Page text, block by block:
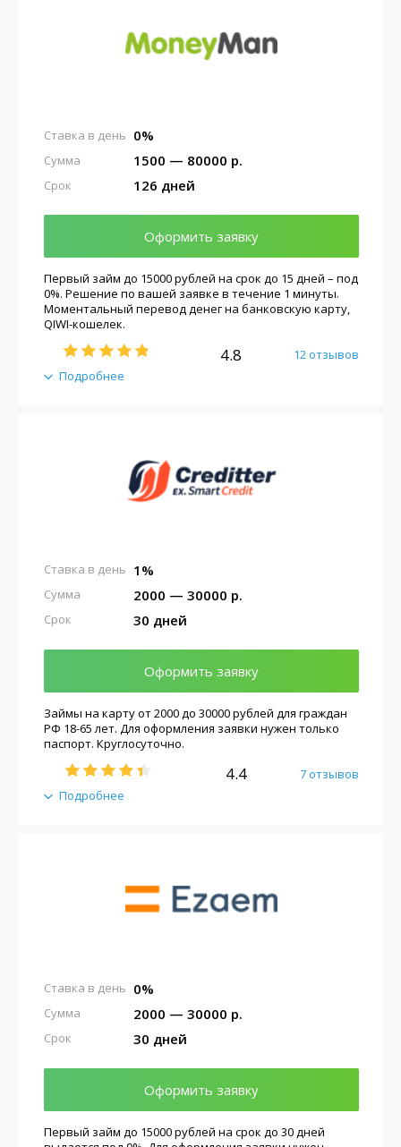
0%
Ставка в день
1500 — 80000 р.
Сумма
126 дней
Срок
Оформить заявку
Подробнее
Первый займ до 15000 рублей на срок до 15 дней – под
0%. Решение по вашей заявке в течение 1 минуты.
Моментальный перевод денег на банковскую карту,
QIWI-кошелек.
4.8 12 отзывов
1%
Ставка в день
2000 — 30000 р.
Сумма
30 дней
Срок
Оформить заявку
Подробнее
Займы на карту от 2000 до 30000 рублей для граждан
РФ 18-65 лет. Для оформления заявки нужен только
паспорт. Круглосуточно.
4.4 7 отзывов
0%
Ставка в день
2000 — 30000 р.
Сумма
30 дней
Срок
Оформить заявку
Первый займ до 15000 рублей на срок до 30 дней